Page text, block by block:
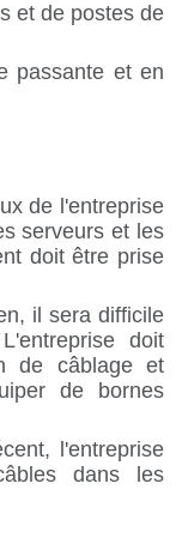
et de postes de
passante et en
de l'entreprise
serveurs et les
doit être prise
il sera difficile
doit
de câblage et
de bornes
l'entreprise
dans les